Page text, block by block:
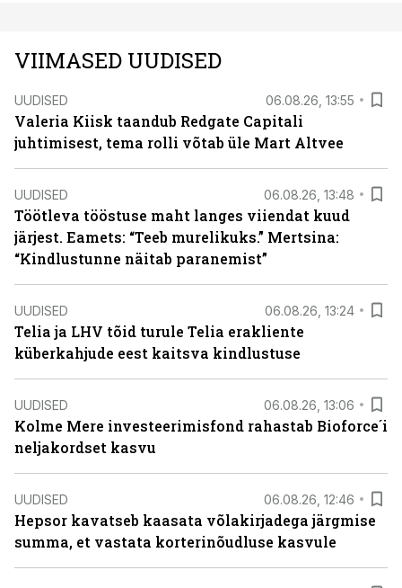
VIIMASED UUDISED
UUDISED 06.08.26, 13:55
Valeria Kiisk taandub Redgate Capitali
juhtimisest, tema rolli võtab üle Mart Altvee
UUDISED 06.08.26, 13:48
Töötleva tööstuse maht langes viiendat kuud
järjest. Eamets: “Teeb murelikuks.” Mertsina:
“Kindlustunne näitab paranemist”
UUDISED 06.08.26, 13:24
Telia ja LHV tõid turule Telia erakliente
küberkahjude eest kaitsva kindlustuse
UUDISED 06.08.26, 13:06
Kolme Mere investeerimisfond rahastab Bioforce´i
neljakordset kasvu
UUDISED 06.08.26, 12:46
Hepsor kavatseb kaasata võlakirjadega järgmise
summa, et vastata korterinõudluse kasvule